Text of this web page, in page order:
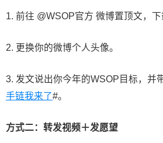
1. 前往 @WSOP官方 微博置顶文，下
2. 更换你的微博个人头像。
3. 发文说出你今年的WSOP目标，并
手链我来了#。
方式二：转发视频＋发愿望